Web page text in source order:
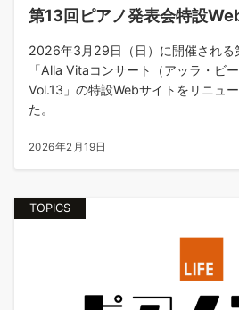
第13回ピアノ発表会特設
2026年3月29日（日）に開催される
「Alla Vitaコンサート（アッラ・ビ
Vol.13」の特設Webサイトをリニュ
た。
2026年2月19日
TOPICS